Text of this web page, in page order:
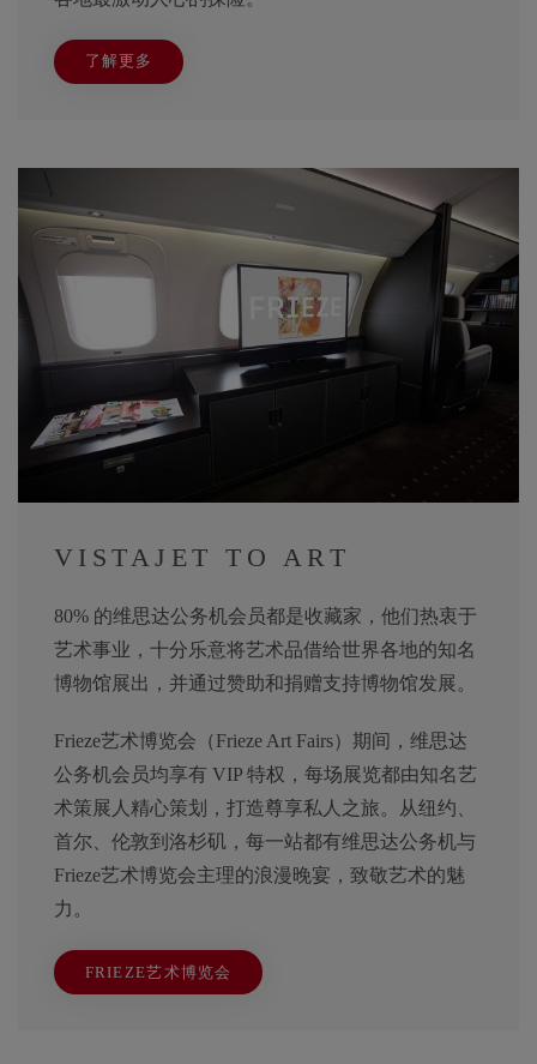
了解更多
VISTAJET TO ART
80% 的维思达公务机会员都是收藏家，他们热衷于
艺术事业，十分乐意将艺术品借给世界各地的知名
博物馆展出，并通过赞助和捐赠支持博物馆发展。
Frieze艺术博览会（Frieze Art Fairs）期间，维思达
公务机会员均享有 VIP 特权，每场展览都由知名艺
术策展人精心策划，打造尊享私人之旅。从纽约、
首尔、伦敦到洛杉矶，每一站都有维思达公务机与
Frieze艺术博览会主理的浪漫晚宴，致敬艺术的魅
力。
FRIEZE艺术博览会